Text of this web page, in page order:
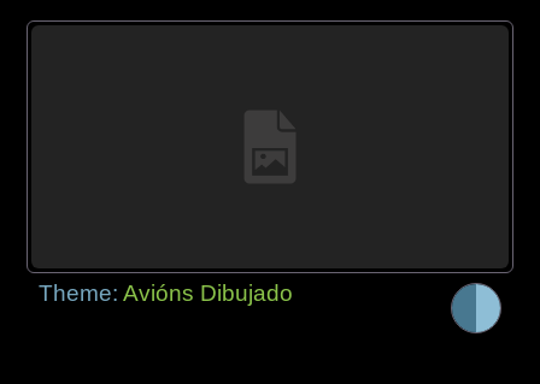
Theme:Avións Dibujado